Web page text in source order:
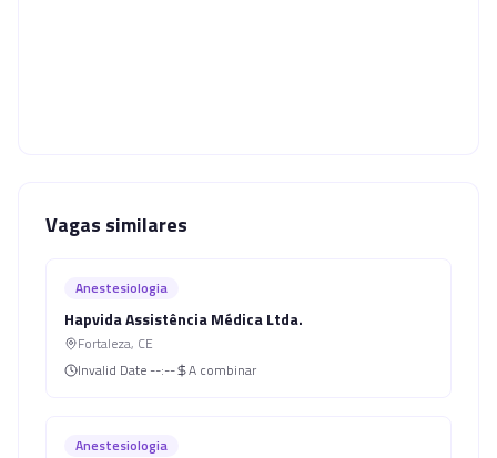
Vagas similares
Anestesiologia
Hapvida Assistência Médica Ltda.
Fortaleza, CE
Invalid Date --:-- A combinar
Anestesiologia